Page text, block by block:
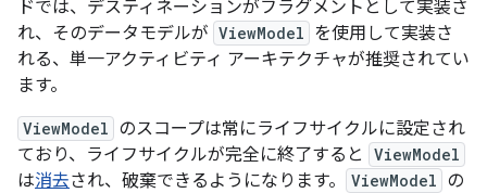
ドでは、デスティネーションがフラグメントとして実装さ
れ、そのデータモデルが ViewModel を使用して実装さ
れる、単一アクティビティ アーキテクチャが推奨されてい
ます。
ViewModel のスコープは常にライフサイクルに設定され
ており、ライフサイクルが完全に終了すると
ViewModel
は消去され、破棄できるようになります。 ViewModel の